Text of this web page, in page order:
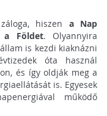
hiszen a Nap
a Földet. Olyannyira
is kezdi kiaknázni
óta használ
és így oldják meg a
is. Egyesek
működő